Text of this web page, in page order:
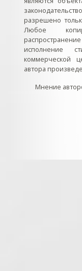
разрешено
Любое
исполнение
коммерческой
автора
Мнение